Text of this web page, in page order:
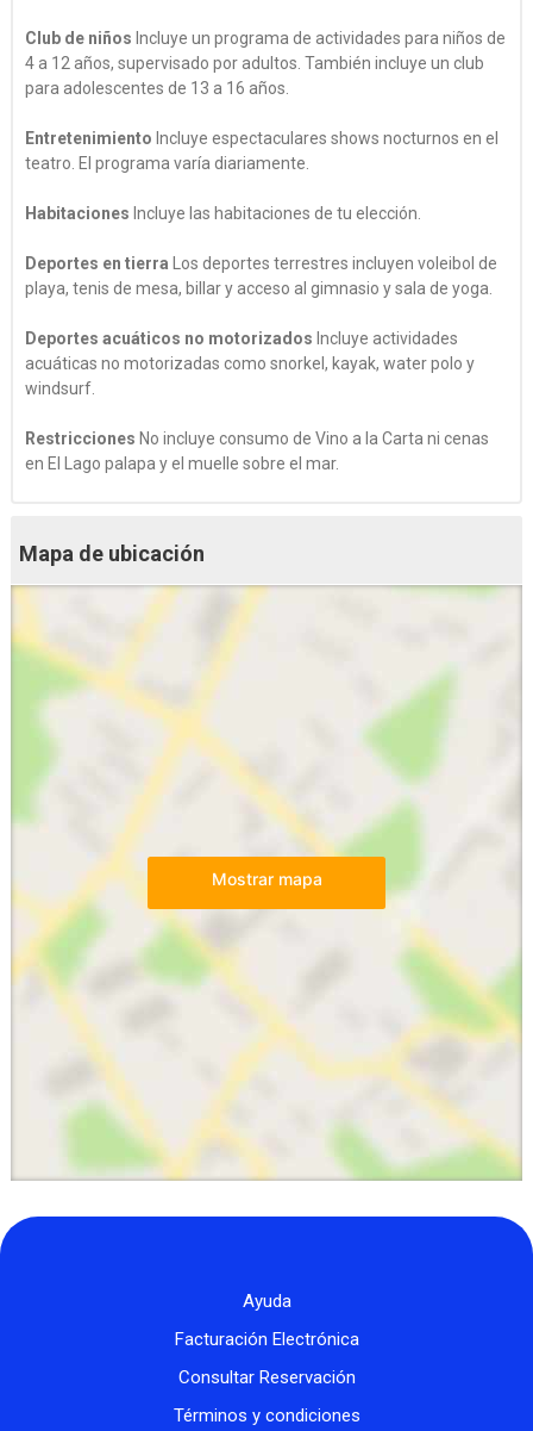
Club de niños Incluye un programa de actividades para niños de
4 a 12 años, supervisado por adultos. También incluye un club
para adolescentes de 13 a 16 años.
Entretenimiento Incluye espectaculares shows nocturnos en el
teatro. El programa varía diariamente.
Habitaciones Incluye las habitaciones de tu elección.
Deportes en tierra
Los deportes terrestres incluyen voleibol de
playa, tenis de mesa, billar y acceso al gimnasio y sala de yoga.
Deportes acuáticos no motorizados Incluye actividades
acuáticas no motorizadas como snorkel, kayak, water polo y
windsurf.
Restricciones No incluye consumo de Vino a la Carta ni cenas
en El Lago palapa y el muelle sobre el mar.
Mapa de ubicación
Mostrar mapa
Ayuda
Facturación Electrónica
Consultar Reservación
Términos y condiciones